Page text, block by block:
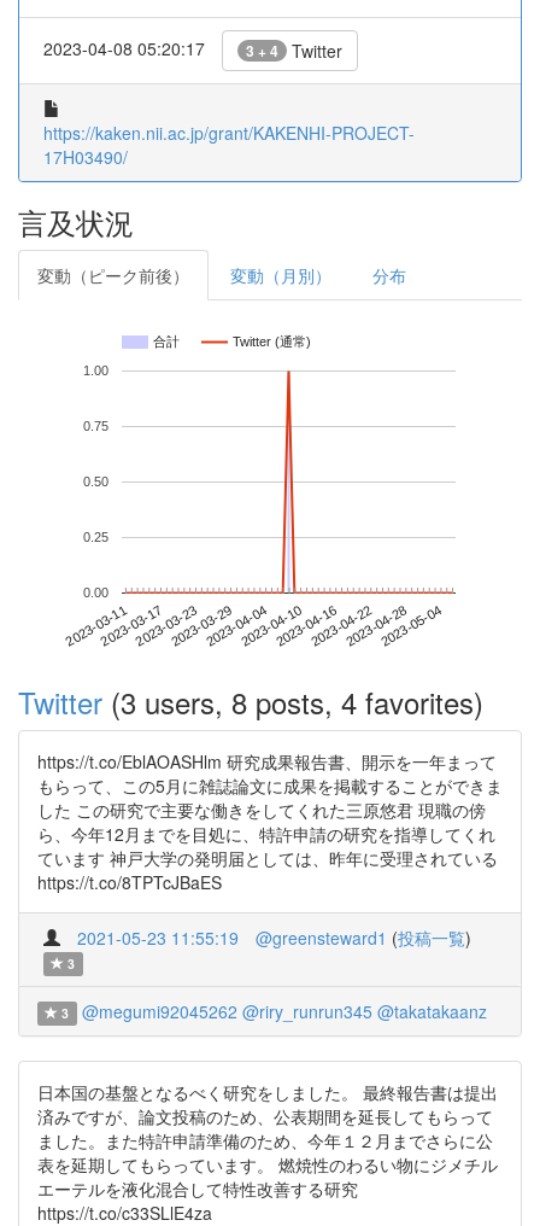
2023-04-08 05:20:17 3 + 4 Twitter
https://kaken.nii.ac.jp/grant/KAKENHI-PROJECT-
17H03490/
言及状況
変動（ピーク前後） 変動（月別） 分布
合計 Twitter (通常)
2023-03-112023-03-172023-03-232023-03-292023-04-042023-04-102023-04-162023-04-222023-04-282023-05-04
0.00
0.25
0.50
0.75
1.00
Twitter (3 users, 8 posts, 4 favorites)
https://t.co/EblAOASHlm 研究成果報告書、開示を一年まって
もらって、この5月に雑誌論文に成果を掲載することができま
した この研究で主要な働きをしてくれた三原悠君 現職の傍
ら、今年12月までを目処に、特許申請の研究を指導してくれ
ています 神戸大学の発明届としては、昨年に受理されている
https://t.co/8TPTcJBaES
2021-05-23 11:55:19 @greensteward1 (投稿一覧)
3
3 @megumi92045262 @riry_runrun345 @takatakaanz
日本国の基盤となるべく研究をしました。 最終報告書は提出
済みですが、論文投稿のため、公表期間を延長してもらって
ました。また特許申請準備のため、今年１２月までさらに公
表を延期してもらっています。 燃焼性のわるい物にジメチル
エーテルを液化混合して特性改善する研究
https://t.co/c33SLlE4za